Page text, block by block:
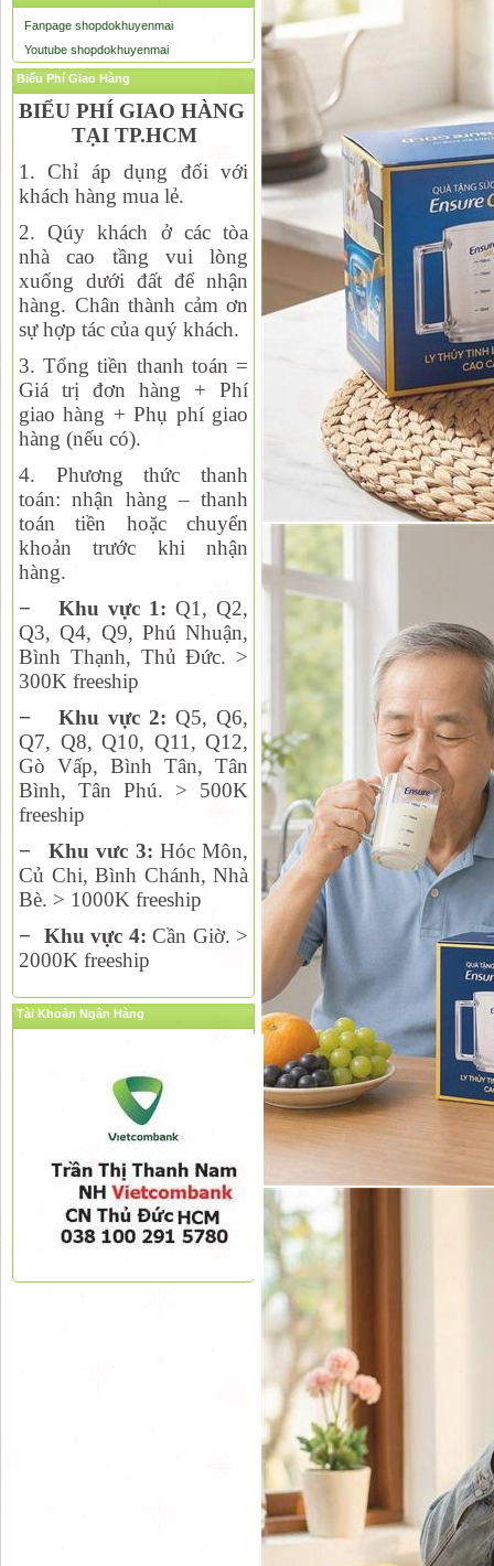
Fanpage shopdokhuyenmai
Youtube shopdokhuyenmai
Biểu Phí Giao Hàng
BIỂU PHÍ GIAO HÀNG
TẠI TP.HCM
1. Chỉ áp dụng đối với
khách hàng mua lẻ.
2. Qúy khách ở các tòa
nhà cao tầng vui lòng
xuống dưới đất để nhận
hàng. Chân thành cảm ơn
sự hợp tác của quý khách.
3. Tổng tiền thanh toán =
Giá trị đơn hàng + Phí
giao hàng + Phụ phí giao
hàng (nếu có).
4. Phương thức thanh
toán: nhận hàng – thanh
toán tiền hoặc chuyển
khoản trước khi nhận
hàng.
−
Khu vực 1: Q1, Q2,
Q3, Q4, Q9, Phú Nhuận,
Bình Thạnh, Thủ Đức. >
300K freeship
−
Khu vực 2: Q5, Q6,
Q7, Q8, Q10, Q11, Q12,
Gò Vấp, Bình Tân, Tân
Bình, Tân Phú. > 500K
freeship
−
Khu vưc 3: Hóc Môn,
Củ Chi, Bình Chánh, Nhà
Bè. > 1000K freeship
− Khu vực 4:Cần Giờ. >
2000K freeship
Tài Khoản Ngân Hàng